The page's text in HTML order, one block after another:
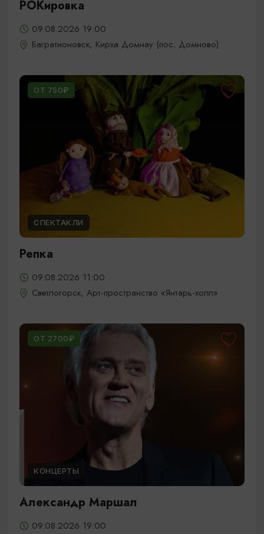
РОКировка
09.08.2026 19:00
Багратионовск, Кирха Домнау (пос. Домново)
ОТ 750₽
СПЕКТАКЛИ
Репка
09.08.2026 11:00
Светлогорск, Арт-пространство «Янтарь-холл»
ОТ 2700₽
КОНЦЕРТЫ
Александр Маршал
09.08.2026 19:00